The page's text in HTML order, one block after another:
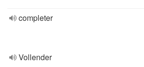
completer
Vollender